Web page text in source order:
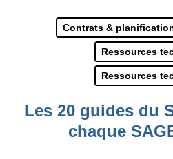
Contrats &
Ressources
Ressources
Les 20 guides du
chaque